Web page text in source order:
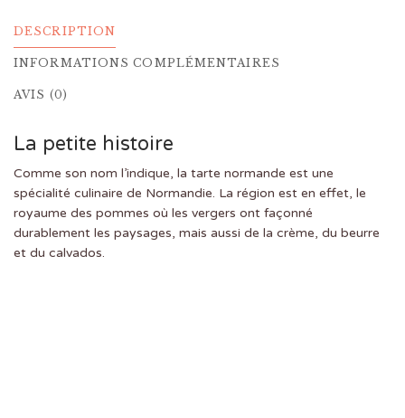
DESCRIPTION
INFORMATIONS COMPLÉMENTAIRES
AVIS (0)
La petite histoire
Comme son nom l’indique, la tarte normande est une
spécialité culinaire de Normandie. La région est en effet, le
royaume des pommes où les vergers ont façonné
durablement les paysages, mais aussi de la crème, du beurre
et du calvados.